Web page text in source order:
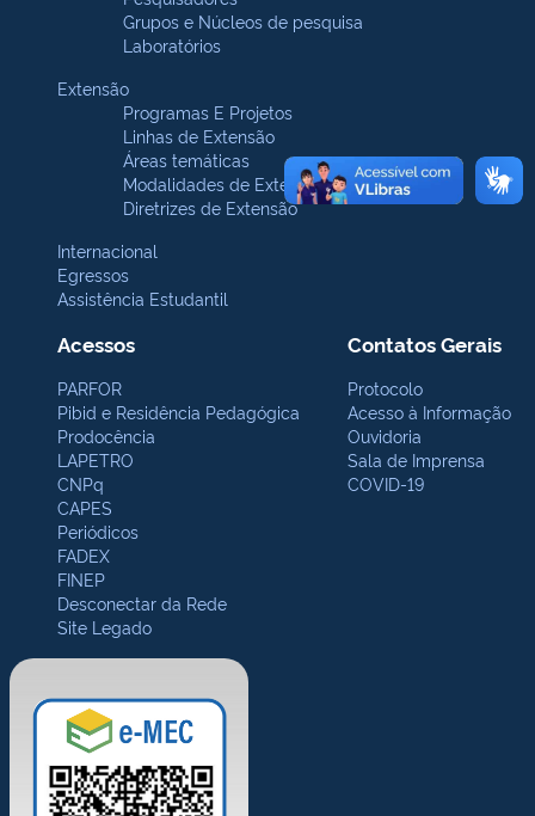
Grupos e Núcleos de pesquisa
Laboratórios
Extensão
Programas E Projetos
Linhas de Extensão
Áreas temáticas
Modalidades de Extensão
Diretrizes de Extensão
Internacional
Egressos
Assistência Estudantil
Acessos
PARFOR
Pibid e Residência Pedagógica
Prodocência
LAPETRO
CNPq
CAPES
Periódicos
FADEX
FINEP
Desconectar da Rede
Site Legado
Contatos Gerais
Protocolo
Acesso à Informação
Ouvidoria
Sala de Imprensa
COVID-19